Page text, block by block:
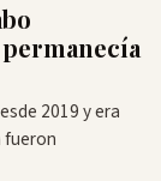
2019 y era
fueron